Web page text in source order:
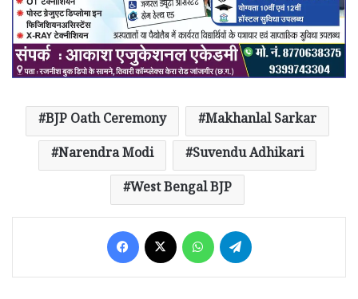
BJP Oath Ceremony
Makhanlal Sarkar
Narendra Modi
Suvendu Adhikari
West Bengal BJP
Facebook WhatsApp